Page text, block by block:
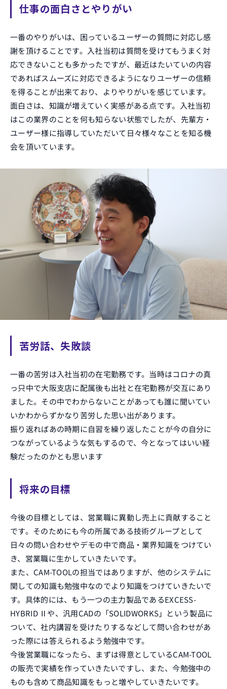
エントリー
仕事の面白さとやりがい
一番のやりがいは、困っているユーザーの質問に対応し感
謝を頂けることです。入社当初は質問を受けてもうまく対
応できないことも多かったですが、最近はたいていの内容
であればスムーズに対応できるようになりユーザーの信頼
を得ることが出来ており、よりやりがいを感じています。
面白さは、知識が増えていく実感がある点です。入社当初
はこの業界のことを何も知らない状態でしたが、先輩方・
ユーザー様に指導していただいて日々様々なことを知る機
会を頂いています。
苦労話、失敗談
一番の苦労は入社当初の在宅勤務です。当時はコロナの真
っ只中で大阪支店に配属後も出社と在宅勤務が交互にあり
ました。その中でわからないことがあっても誰に聞いてい
いかわからずかなり苦労した思い出があります。
振り返ればあの時期に自習を繰り返したことが今の自分に
つながっているような気もするので、今となってはいい経
験だったのかとも思います
将来の目標
今後の目標としては、営業職に異動し売上に貢献すること
です。そのためにも今の所属である技術グループとして
日々の問い合わせやデモの中で商品・業界知識をつけてい
き、営業職に生かしていきたいです。
また、CAM-TOOLの担当ではありますが、他のシステムに
関しての知識も勉強中なのでより知識をつけていきたいで
す。具体的には、もう一つの主力製品であるEXCESS-
HYBRID Ⅱや、汎用CADの「SOLIDWORKS」という製品に
ついて、社内講習を受けたりするなどして問い合わせがあ
った際には答えられるよう勉強中です。
今後営業職になったら、まずは得意としているCAM-TOOL
の販売で実績を作っていきたいですし、また、今勉強中の
ものも含めて商品知識をもっと増やしていきたいです。